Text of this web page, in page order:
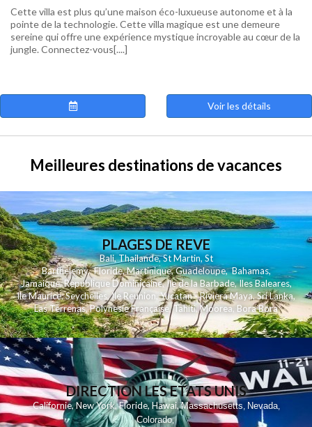
Cette villa est plus qu’une maison éco-luxueuse autonome et à la
pointe de la technologie. Cette villa magique est une demeure
sereine qui offre une expérience mystique incroyable au cœur de la
jungle. Connectez-vous[....]
Voir les détails
Meilleures destinations de vacances
PLAGES DE REVE
Bali,Thailande,St Martin,St
Barthelemy,Floride,Martinique,Guadeloupe,Bahamas,
Jamaique,Republique Dominicaine,Ile de la Barbade,Iles Baleares,
Ile Maurice,Seychelles,Ile Reunion ,Yucatan - Riviera Maya,Sri Lanka,
Las Terrenas,Polynesie Française,Tahiti,Moorea, Bora Bora
DIRECTION LES ETATS UNIS
Californie,New York,Floride,Hawai,Massachusetts, Nevada,
Colorado,